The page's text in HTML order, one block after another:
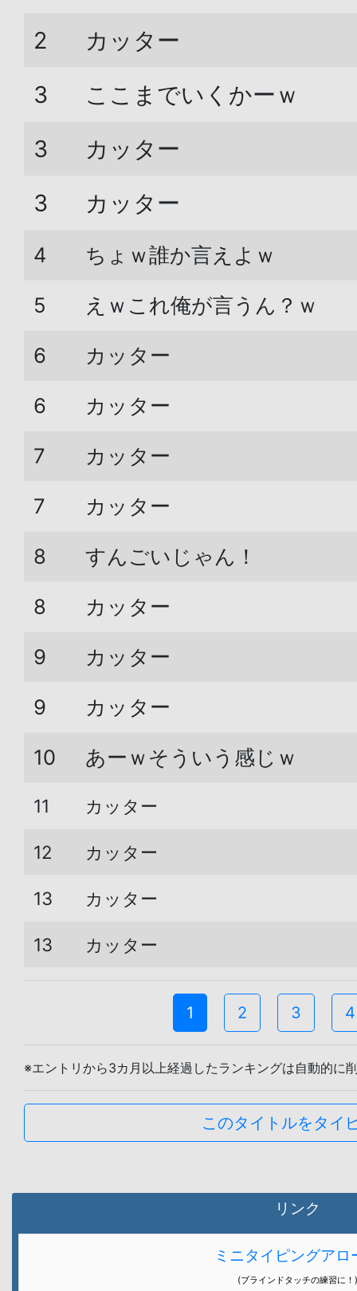
2
カッター
3
ここまでいくかーｗ
3
カッター
3
カッター
4 ちょｗ誰か言えよｗ
5 えｗこれ俺が言うん？ｗ
6 カッター
6 カッター
7 カッター
7 カッター
8 すんごいじゃん！
8 カッター
9 カッター
9 カッター
10 あーｗそういう感じｗ
11 カッター
12 カッター
13 カッター
13 カッター
1 2 3 4
※エントリから3カ月以上経過したランキングは自動的に
このタイトルをタイ
リンク
ミニタイピングアロ
(ブラインドタッチの練習に！)